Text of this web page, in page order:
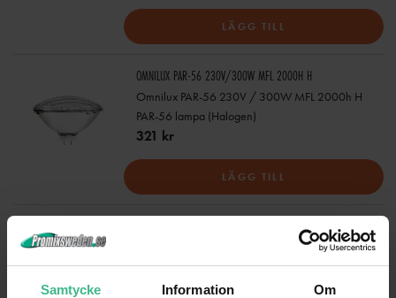
Samtycke Information Om
LÄGG TILL
OMNILUX PAR-56 230V/300W MFL 2000H H
Omnilux PAR-56 230V / 300W MFL 2000h H
PAR-56 lampa (Halogen)
321 kr
LÄGG TILL
OMNILUX PAR-56 230V/300W WFL 2000H H
Omnilux PAR-56 230V / 300W WFL 2000h H
PAR-56 lampa (Halogen)
321 kr